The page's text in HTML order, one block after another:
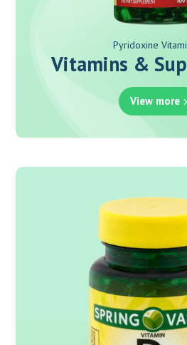
Pyridoxine
Vitamins &
View more